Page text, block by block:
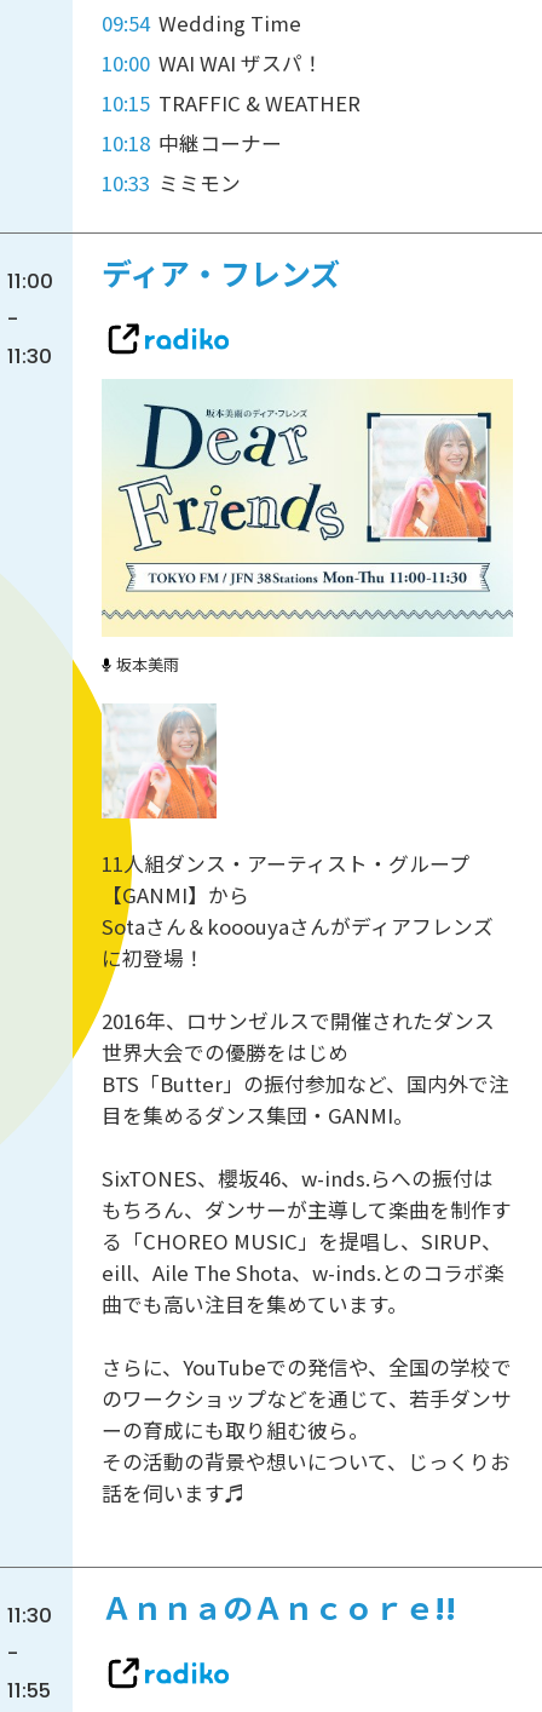
09:54 Wedding Time
10:00 WAI WAI ザスパ！
10:15 TRAFFIC & WEATHER
10:18 中継コーナー
10:33 ミミモン
11:00
-
11:30
ディア・フレンズ
坂本美雨
11人組ダンス・アーティスト・グループ
【GANMI】から
Sotaさん＆kooouyaさんがディアフレンズ
に初登場！
2016年、ロサンゼルスで開催されたダンス
世界大会での優勝をはじめ
BTS「Butter」の振付参加など、国内外で注
目を集めるダンス集団・GANMI。
SixTONES、櫻坂46、w-inds.らへの振付は
もちろん、ダンサーが主導して楽曲を制作す
る「CHOREO MUSIC」を提唱し、SIRUP、
eill、Aile The Shota、w-inds.とのコラボ楽
曲でも高い注目を集めています。
さらに、YouTubeでの発信や、全国の学校で
のワークショップなどを通じて、若手ダンサ
ーの育成にも取り組む彼ら。
その活動の背景や想いについて、じっくりお
話を伺います♬
11:30
-
11:55
ＡｎｎａのＡｎｃｏｒｅ!!